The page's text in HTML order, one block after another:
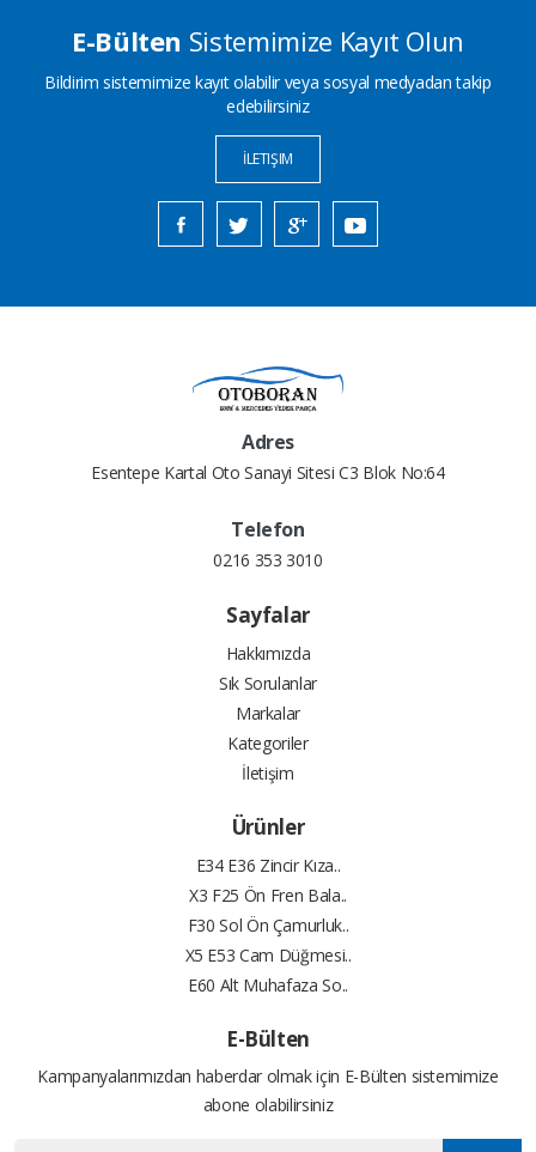
E-Bülten Sistemimize Kayıt Olun
Bildirim sistemimize kayıt olabilir veya sosyal medyadan takip
edebilirsiniz
İLETIŞIM
Adres
Esentepe Kartal Oto Sanayi Sitesi C3 Blok No:64
Telefon
0216 353 3010
Sayfalar
Hakkımızda
Sık Sorulanlar
Markalar
Kategoriler
İletişim
Ürünler
E34 E36 Zincir Kıza..
X3 F25 Ön Fren Bala..
F30 Sol Ön Çamurluk..
X5 E53 Cam Düğmesi..
E60 Alt Muhafaza So..
E-Bülten
Kampanyalarımızdan haberdar olmak için E-Bülten sistemimize
abone olabilirsiniz